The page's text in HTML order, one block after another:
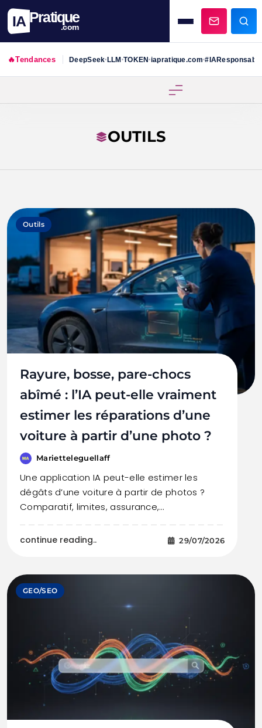
IA Pratique
.com
🔥Tendances DeepSeek•LLM•TOKEN•iapratique.com•#IAResponsable
OUTILS
Outils
Rayure, bosse, pare-chocs
abîmé : l’IA peut-elle vraiment
estimer les réparations d’une
voiture à partir d’une photo ?
Marietteleguellaff
Une application IA peut-elle estimer les
dégâts d’une voiture à partir de photos ?
Comparatif, limites, assurance,…
continue reading.. 29/07/2026
GEO/SEO